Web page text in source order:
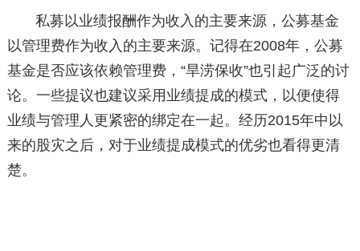
私募以业绩报酬作为收入的主要来源，公募基金
以管理费作为收入的主要来源。记得在2008年，公募
基金是否应该依赖管理费，“旱涝保收”也引起广泛的讨
论。一些提议也建议采用业绩提成的模式，以便使得
业绩与管理人更紧密的绑定在一起。经历2015年中以
来的股灾之后，对于业绩提成模式的优劣也看得更清
楚。